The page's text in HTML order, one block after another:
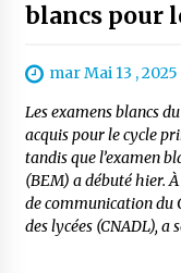
blancs pour
mar Mai 13 , 2025
Les examens blancs
acquis pour le cycle
tandis que l’examen
(BEM) a débuté hier.
de communication du
des lycées (CNADL), a